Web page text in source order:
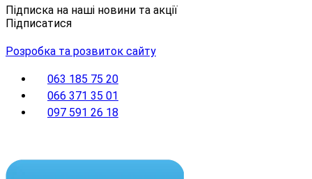
Підписка на наші новини та акції
Підписатися
Розробка та розвиток сайту
063 185 75 20
066 371 35 01
097 591 26 18